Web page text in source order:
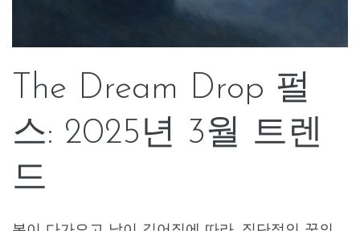
The Dream Drop 펄
스: 2025년 3월 트렌
드